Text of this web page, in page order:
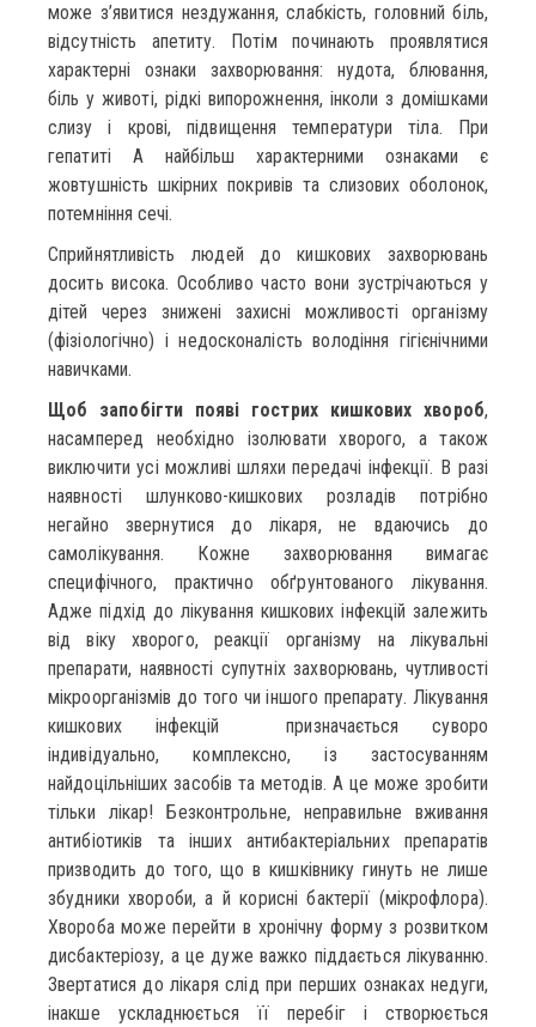
може з’явитися нездужання, слабкість, головний біль,
відсутність апетиту. Потім починають проявлятися
характерні ознаки захворювання: нудота, блювання,
біль у животі, рідкі випорожнення, інколи з домішками
слизу і крові, підвищення температури тіла. При
гепатиті А найбільш характерними ознаками є
жовтушність шкірних покривів та слизових оболонок,
потемніння сечі.
Сприйнятливість людей до кишкових захворювань
досить висока. Особливо часто вони зустрічаються у
дітей через знижені захисні можливості організму
(фізіологічно) і недосконалість володіння гігієнічними
навичками.
Щоб запобігти появі гострих кишкових хвороб,
насамперед необхідно ізолювати хворого, а також
виключити усі можливі шляхи передачі інфекції. В разі
наявності шлунково-кишкових розладів потрібно
негайно звернутися до лікаря, не вдаючись до
самолікування. Кожне захворювання вимагає
специфічного, практично обґрунтованого лікування.
Адже підхід до лікування кишкових інфекцій залежить
від віку хворого, реакції організму на лікувальні
препарати, наявності супутніх захворювань, чутливості
мікроорганізмів до того чи іншого препарату. Лікування
кишкових інфекцій призначається суворо
індивідуально, комплексно, із застосуванням
найдоцільніших засобів та методів. А це може зробити
тільки лікар! Безконтрольне, неправильне вживання
антибіотиків та інших антибактеріальних препаратів
призводить до того, що в кишківнику гинуть не лише
збудники хвороби, а й корисні бактерії (мікрофлора).
Хвороба може перейти в хронічну форму з розвитком
дисбактеріозу, а це дуже важко піддається лікуванню.
Звертатися до лікаря слід при перших ознаках недуги,
інакше ускладнюється її перебіг і створюється